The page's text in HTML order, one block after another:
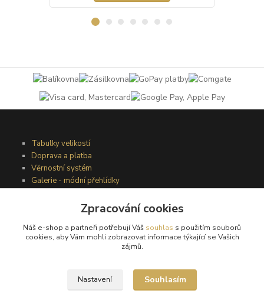
Tabulky velikostí
Doprava a platba
Věrnostní systém
Galerie - módní přehlídky
Podmínky užití webového rozhraní
Obchodní podmínky
Zpracování cookies
Náš e-shop a partneři potřebují Váš souhlas s použitím souborů
cookies, aby Vám mohli zobrazovat informace týkající se Vašich
zájmů.
Nastavení Souhlasím